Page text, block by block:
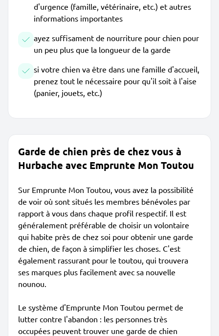
d'urgence (famille, vétérinaire, etc.) et autres
informations importantes
ayez suffisament de nourriture pour chien pour
un peu plus que la longueur de la garde
si votre chien va être dans une famille d'accueil,
prenez tout le nécessaire pour qu'il soit à l'aise
(panier, jouets, etc.)
Garde de chien près de chez vous à
Hurbache avec Emprunte Mon Toutou
Sur Emprunte Mon Toutou, vous avez la possibilité
de voir où sont situés les membres bénévoles par
rapport à vous dans chaque profil respectif. Il est
généralement préférable de choisir un volontaire
qui habite près de chez soi pour obtenir une garde
de chien, de façon à simplifier les choses. C'est
également rassurant pour le toutou, qui trouvera
ses marques plus facilement avec sa nouvelle
nounou.
Le système d'Emprunte Mon Toutou permet de
lutter contre l'abandon : les personnes très
occupées peuvent trouver une garde de chien